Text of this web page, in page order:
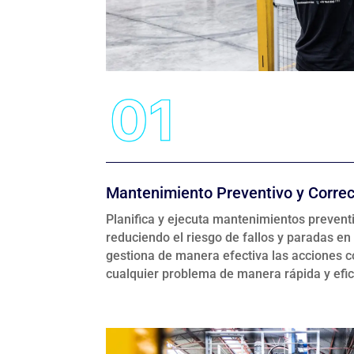
Mantenimiento Preventivo y
Planifica y ejecuta mantenimientos
reduciendo el riesgo de fallos y paradas
gestiona de manera efectiva las acciones
cualquier problema de manera rápida y